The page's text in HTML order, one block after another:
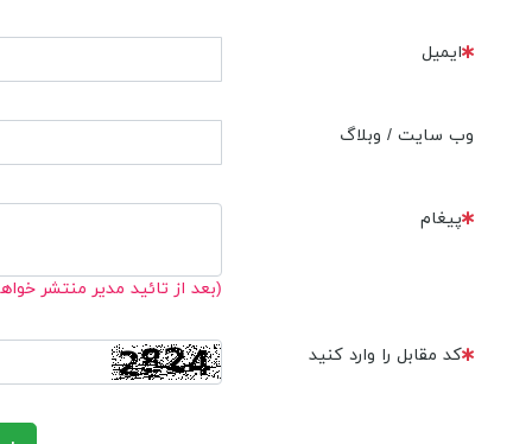
ایمیل
وب سایت / وبلاگ
پیغام
(بعد از تائید مدیر منتشر
کد مقابل را وارد کنید